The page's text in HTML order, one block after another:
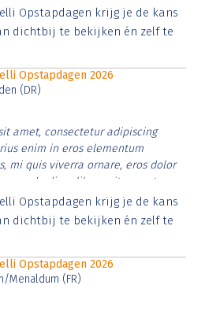
et justo cursus id rutrum lorem
vitae risus tristique posuere.
Opstapdagen krijg je de kans
dichtbij te bekijken én zelf te
Opstapdagen 2026
(DR)
amet, consectetur adipiscing
enim in eros elementum
mi quis viverra ornare, eros dolor
diam libero vitae erat.
et justo cursus id rutrum lorem
vitae risus tristique posuere.
Opstapdagen krijg je de kans
dichtbij te bekijken én zelf te
Opstapdagen 2026
Menaldum (FR)